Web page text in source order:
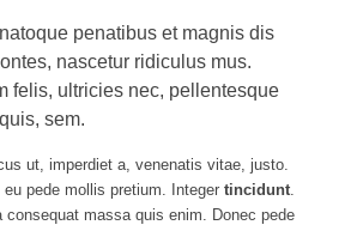
penatibus et magnis dis
nascetur ridiculus mus.
felis, ultricies nec, pellentesque
sem.
ut, imperdiet a, venenatis vitae, justo.
pede mollis pretium. Integer tincidunt.
consequat massa quis enim. Donec pede